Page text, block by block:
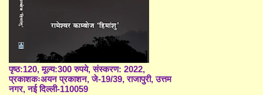
पृष्ठ:120, मूल्य:300 रुपये, संस्करण: 2022,
प्रकाशकःअयन प्रकाशन, जे-19/39, राजापुरी, उत्तम
नगर, नई दिल्ली-110059